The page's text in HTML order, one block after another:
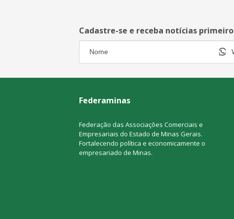
Cadastre-se e receba notícias primeiro
Federaminas
Federação das Associações Comerciais e
Empresariais do Estado de Minas Gerais.
Fortalecendo política e economicamente o
empresariado de Minas.